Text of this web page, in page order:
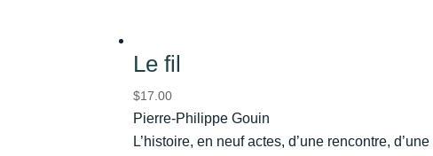
Le fil
$17.00
Pierre-Philippe Gouin
L’histoire, en neuf actes, d’une rencontre,